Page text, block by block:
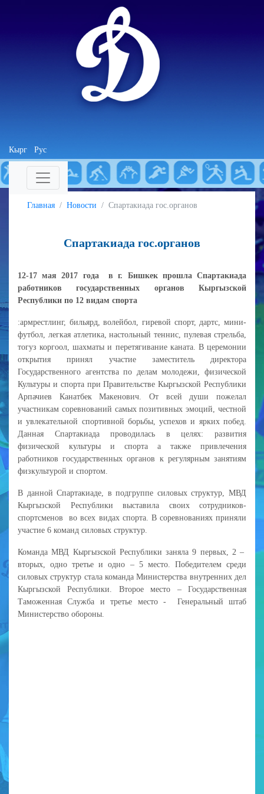
Кырг Рус
Главная Новости Спартакиада гос.органов
Спартакиада гос.органов
12-17 мая 2017 года в г. Бишкек прошла Спартакиада
работников государственных органов Кыргызской
Республики по 12 видам спорта
:армрестлинг, бильярд, волейбол, гиревой спорт, дартс, мини-
футбол, легкая атлетика, настольный теннис, пулевая стрельба,
тогуз коргоол, шахматы и перетягивание каната. В церемонии
открытия принял участие заместитель директора
Государственного агентства по делам молодежи, физической
Культуры и спорта при Правительстве Кыргызской Республики
Арпачиев Канатбек Макенович. От всей души пожелал
участникам соревнований самых позитивных эмоций, честной
и увлекательной спортивной борьбы, успехов и ярких побед.
Данная Спартакиада проводилась в целях: развития
физической культуры и спорта а также привлечения
работников государственных органов к регулярным занятиям
физкультурой и спортом.
В данной Спартакиаде, в подгруппе силовых структур, МВД
Кыргызской Республики выставила своих сотрудников-
спортсменов во всех видах спорта. В соревнованиях приняли
участие 6 команд силовых структур.
Команда МВД Кыргызской Республики заняла 9 первых, 2 –
вторых, одно третье и одно – 5 место. Победителем среди
силовых структур стала команда Министерства внутренних дел
Кыргызской Республики. Второе место – Государственная
Таможенная Служба и третье место - Генеральный штаб
Министерство обороны.